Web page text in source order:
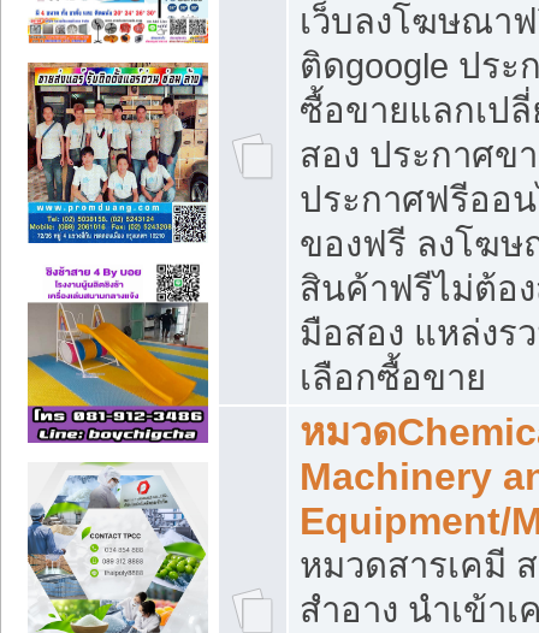
เว็บลงโฆษณา
ติดgoogle ปร
ซื้อขายแลกเป
สอง ประกาศข
ประกาศฟรีออ
ของฟรี ลงโฆ
สินค้าฟรีไม่ต้อ
มือสอง แหล่งร
เลือกซื้อขาย
หมวด
Machinery
Equipment/
หมวดสารเคมี
สำอาง นำเข้